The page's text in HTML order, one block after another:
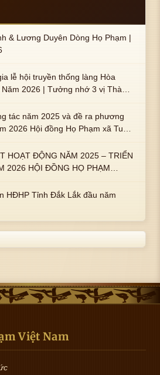
& Lương Duyên Dòng Họ Phạm |
lễ hội truyền thống làng Hòa
2026 | Tưởng nhớ 3 vị Thành
Phạm Miện
tác năm 2025 và đề ra phương
2026 Hội đồng Họ Phạm xã Tuy
HOẠT ĐỘNG NĂM 2025 – TRIỂN
HỌ PHẠM
HĐHP Tỉnh Đắk Lắk đầu năm
Việt Nam